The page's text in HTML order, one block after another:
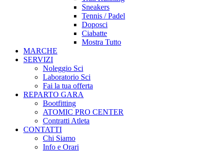
Sneakers
Tennis / Padel
Doposci
Ciabatte
Mostra Tutto
MARCHE
SERVIZI
Noleggio Sci
Laboratorio Sci
Fai la tua offerta
REPARTO GARA
Bootfitting
ATOMIC PRO CENTER
Contratti Atleta
CONTATTI
Chi Siamo
Info e Orari